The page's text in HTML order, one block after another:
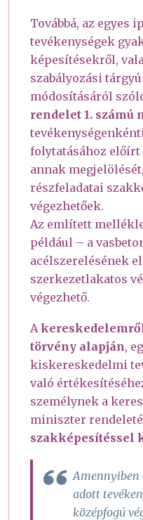
Továbbá, az egyes
tevékenységek
képesítésekről,
szabályozási
módosításáról
rendelet 1. számú
folytatásához
annak
részfeladatai
végezhetőek.
Az említett
például – a
acélszerelésének
szerkezetlakatos
végezhető.
A kereskedelemről
törvény alapján,
kiskereskedelmi
való
személynek a
miniszter
szakképesítéssel
Amennyiben
adott
középfogú